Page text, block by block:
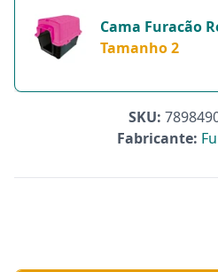
Cama Furacão
Para Cachorros -
Tamanho 2
SKU:
Fabricante: